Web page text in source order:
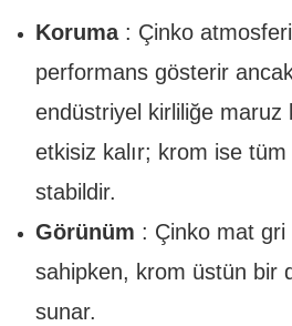
Koruma: Çinko
performans gösterir
endüstriyel kirliliğe maruz
etkisiz kalır; krom ise
stabildir.
Görünüm : Çinko mat
sahipken, krom üstün bir
sunar.